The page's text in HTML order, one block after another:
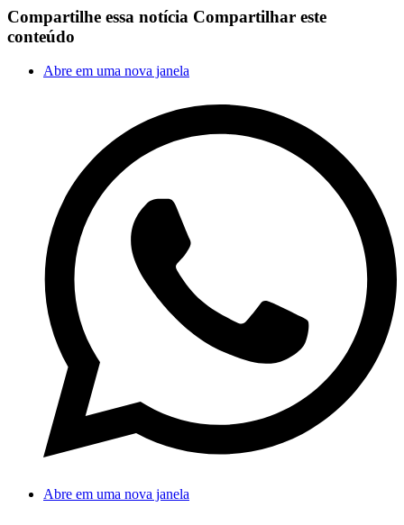
Compartilhe essa notícia Compartilhar este
conteúdo
Abre em uma nova janela
Abre em uma nova janela